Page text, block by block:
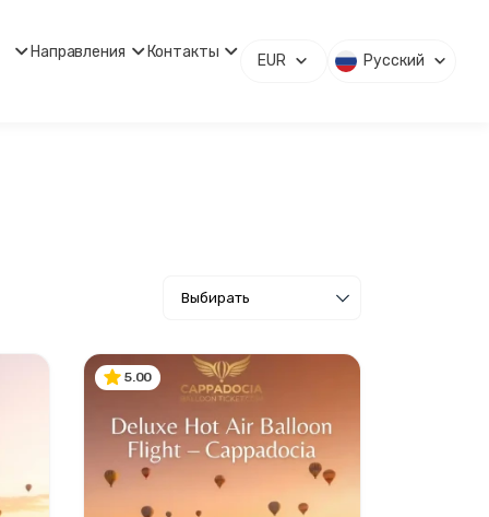
Направления Контакты EUR Русский
5.00